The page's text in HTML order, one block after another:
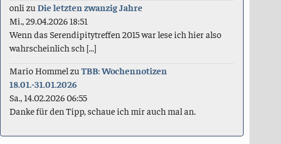
onli zuDie letzten zwanzig Jahre
Mi., 29.04.2026 18:51
Wenn das Serendipitytreffen 2015 war lese ich hier also
wahrscheinlich sch [...]
Mario Hommel zuTBB: Wochennotizen
18.01.-31.01.2026
Sa., 14.02.2026 06:55
Danke für den Tipp, schaue ich mir auch mal an.